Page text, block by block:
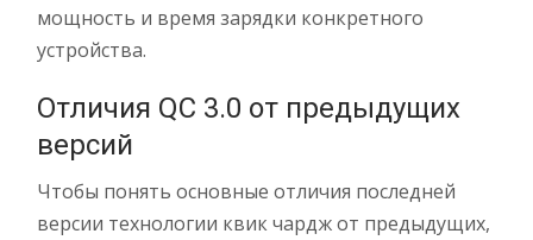
мощность и время зарядки конкретного
устройства.
Отличия QC 3.0 от предыдущих
версий
Чтобы понять основные отличия последней
версии технологии квик чардж от предыдущих,